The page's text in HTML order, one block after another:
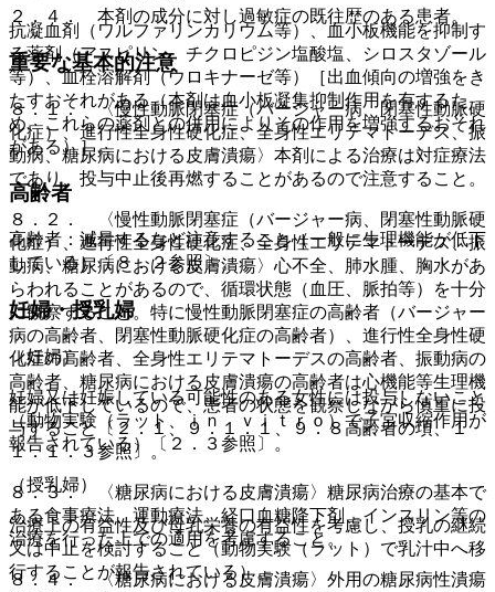
抗凝血剤（ワルファリンカリウム等）、血小板機能を抑制す
る薬剤（アスピリン、チクロピジン塩酸塩、シロスタゾール
等）、血栓溶解剤（ウロキナーゼ等）［出血傾向の増強をき
たすおそれがある（本剤は血小板凝集抑制作用を有するた
め、これらの薬剤との併用によりその作用を増強するおそれ
がある）］。
高齢者
高齢者：減量するなど注意すること（一般に生理機能が低下
している）〔８．２参照〕。
妊婦・授乳婦
（妊婦）
妊婦又は妊娠している可能性のある女性には投与しないこと
（動物実験（ラット、ｉｎ ｖｉｔｒｏ）で子宮収縮作用が
報告されている）〔２．３参照〕。
（授乳婦）
治療上の有益性及び母乳栄養の有益性を考慮し、授乳の継続
又は中止を検討すること（動物実験（ラット）で乳汁中へ移
行することが報告されている）。
２．４． 本剤の成分に対し過敏症の既往歴のある患者。
重要な基本的注意
８．１． 〈慢性動脈閉塞症（バージャー病、閉塞性動脈硬
化症）、進行性全身性硬化症、全身性エリテマトーデス、振
動病、糖尿病における皮膚潰瘍〉本剤による治療は対症療法
であり、投与中止後再燃することがあるので注意すること。
８．２． 〈慢性動脈閉塞症（バージャー病、閉塞性動脈硬
化症）、進行性全身性硬化症、全身性エリテマトーデス、振
動病、糖尿病における皮膚潰瘍〉心不全、肺水腫、胸水があ
らわれることがあるので、循環状態（血圧、脈拍等）を十分
に観察すること。特に慢性動脈閉塞症の高齢者（バージャー
病の高齢者、閉塞性動脈硬化症の高齢者）、進行性全身性硬
化症の高齢者、全身性エリテマトーデスの高齢者、振動病の
高齢者、糖尿病における皮膚潰瘍の高齢者は心機能等生理機
能が低下しているので、患者の状態を観察しながら慎重に投
与すること〔２．１、９．１．１、９．８高齢者の項、１
１．１．３参照〕。
８．３． 〈糖尿病における皮膚潰瘍〉糖尿病治療の基本で
ある食事療法、運動療法、経口血糖降下剤、インスリン等の
治療を行った上での適用を考慮すること。
８．４． 〈糖尿病における皮膚潰瘍〉外用の糖尿病性潰瘍